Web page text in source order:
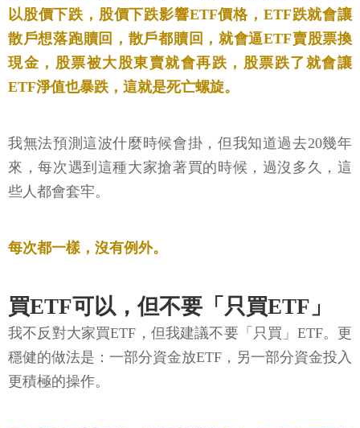
以股價下跌，股價下跌影響ETF價格，ETF跌就會讓
散戶想落跑贖回，散戶都贖回，就會逼ETF賣股票換
現金，股票被大股東賣就會再跌，股票跌了就會讓
ETF淨值也暴跌，這就是死亡螺旋。
我無法預測這波什麼時候會掛，但我知道過去20幾年
來，每次遇到這種大家搶著買的時候，過沒多久，這
些人都會套牢。
每次都一樣，沒有例外。
買ETF可以，但不要「只買ETF」
我不反對大家買ETF，但我建議不要「只買」ETF。更
穩健的做法是：一部分資金放ETF，另一部分資金投入
更積極的操作。